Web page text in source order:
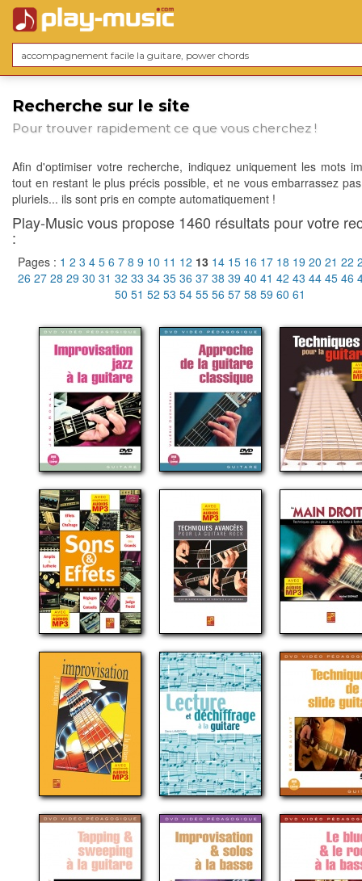
Recherche sur le site
Pour trouver rapidement ce que vous cherchez !
Afin d'optimiser votre recherche, indiquez uniquement les mots
tout en restant le plus précis possible, et ne vous embarrassez
pluriels... ils sont pris en compte automatiquement !
Play-Music vous propose 1460 résultats pour votre
:
Pages : 1 2 3 4 5 6 7 8 9 10 11 12 13 14 15 16 17 18 19 20 21 22
26 27 28 29 30 31 32 33 34 35 36 37 38 39 40 41 42 43 44 45 46
50 51 52 53 54 55 56 57 58 59 60 61